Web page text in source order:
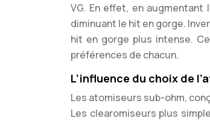
VG. En effet, en
diminuant le hit en gorge.
hit en gorge plus intense.
préférences de chacun.
L’influence du choix de
Les atomiseurs sub-ohm,
Les clearomiseurs plus